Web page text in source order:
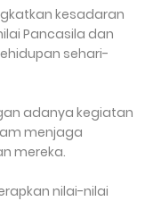
kesadaran
Pancasila dan
sehari-
adanya kegiatan
menjaga
mereka.
nilai-nilai